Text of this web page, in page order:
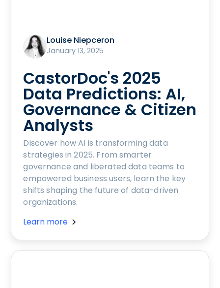
Louise Niepceron
January 13, 2025
CastorDoc's 2025
Data Predictions: AI,
Governance & Citizen
Analysts
Discover how AI is transforming data
strategies in 2025. From smarter
governance and liberated data teams to
empowered business users, learn the key
shifts shaping the future of data-driven
organizations.
Learn more